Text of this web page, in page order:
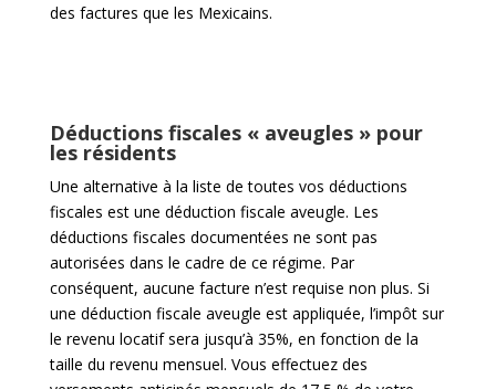
des factures que les Mexicains.
Déductions fiscales « aveugles » pour
les résidents
Une alternative à la liste de toutes vos déductions
fiscales est une déduction fiscale aveugle. Les
déductions fiscales documentées ne sont pas
autorisées dans le cadre de ce régime. Par
conséquent, aucune facture n’est requise non plus. Si
une déduction fiscale aveugle est appliquée, l’impôt sur
le revenu locatif sera jusqu’à 35%, en fonction de la
taille du revenu mensuel. Vous effectuez des